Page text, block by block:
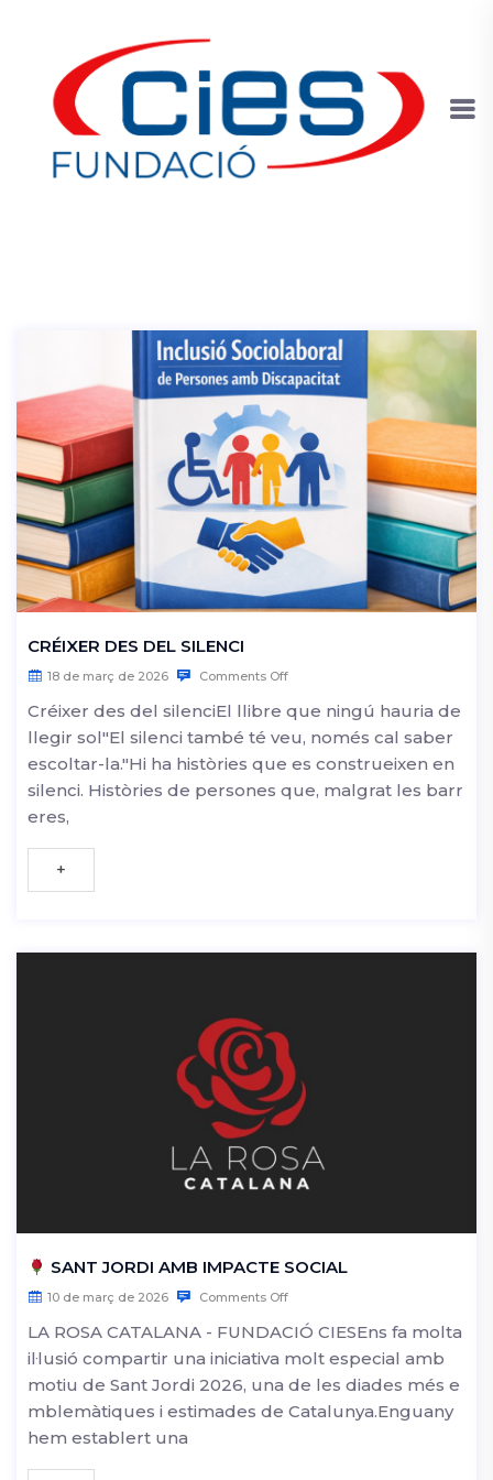
CRÉIXER DES DEL SILENCI
18 de març de 2026 Comments Off
Créixer des del silenciEl llibre que ningú hauria de
llegir sol"El silenci també té veu, només cal saber
escoltar-la."Hi ha històries que es construeixen en
silenci. Històries de persones que, malgrat les barr
eres,
+
SANT JORDI AMB IMPACTE SOCIAL
10 de març de 2026 Comments Off
LA ROSA CATALANA - FUNDACIÓ CIESEns fa molta
il·lusió compartir una iniciativa molt especial amb
motiu de Sant Jordi 2026, una de les diades més e
mblemàtiques i estimades de Catalunya.Enguany
hem establert una